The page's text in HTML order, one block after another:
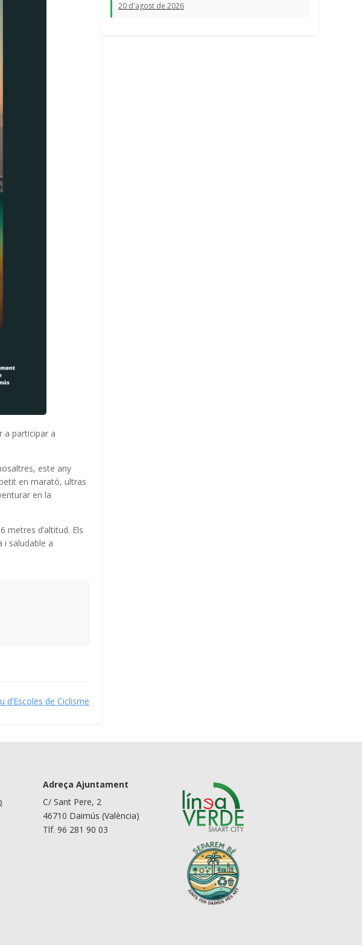
a participar a
este any
en marató, ultras
en la
metres d’altitud. Els
i saludable a
d’Escoles de Ciclisme
20 d'agost de 2026
Adreça Ajuntament
C/ Sant Pere, 2
46710 Daimús (València)
Tlf. 96 281 90 03